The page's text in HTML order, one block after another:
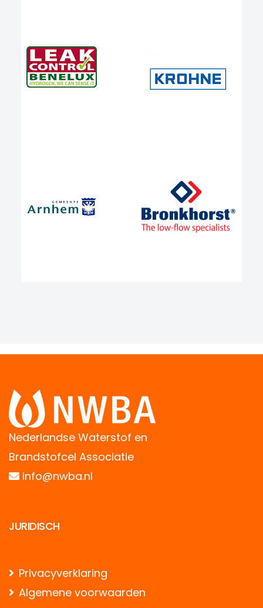
Nederlandse Waterstof en
Brandstofcel Associatie
info@nwba.nl
JURIDISCH
Privacyverklaring
Algemene voorwaarden